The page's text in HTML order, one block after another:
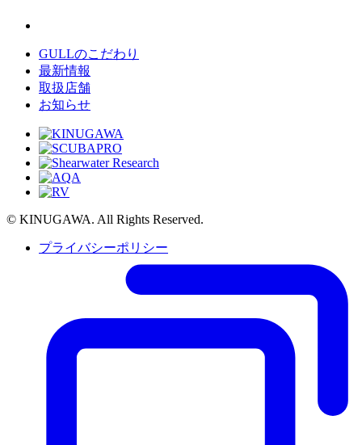
GULLのこだわり
最新情報
取扱店舗
お知らせ
© KINUGAWA. All Rights Reserved.
プライバシーポリシー